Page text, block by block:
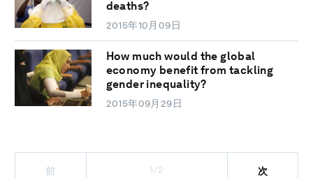
deaths?
2015年10月09日
How much would the global
economy benefit from tackling
gender inequality?
2015年09月29日
前 1/2 次